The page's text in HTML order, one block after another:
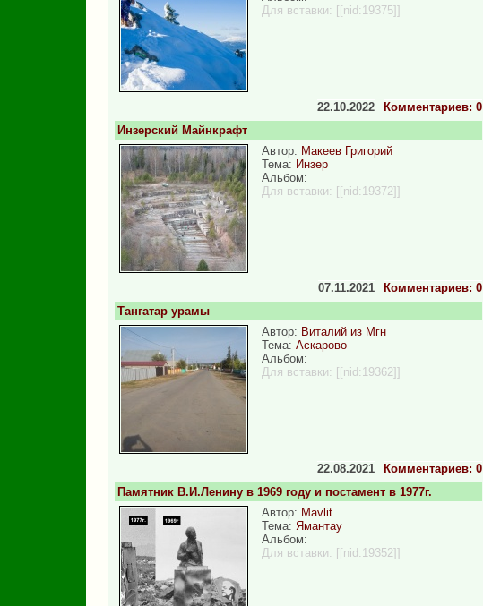
Для вставки: [[nid:19375]]
Комментариев: 0
22.10.2022
Инзерский Майнкрафт
Автор: Макеев Григорий
Тема: Инзер
Альбом:
Для вставки: [[nid:19372]]
Комментариев: 0
07.11.2021
Тангатар урамы
Автор: Виталий из Мгн
Тема: Аскарово
Альбом:
Для вставки: [[nid:19362]]
Комментариев: 0
22.08.2021
Памятник В.И.Ленину в 1969 году и постамент в 1977г.
Автор: Mavlit
Тема: Ямантау
Альбом:
Для вставки: [[nid:19352]]